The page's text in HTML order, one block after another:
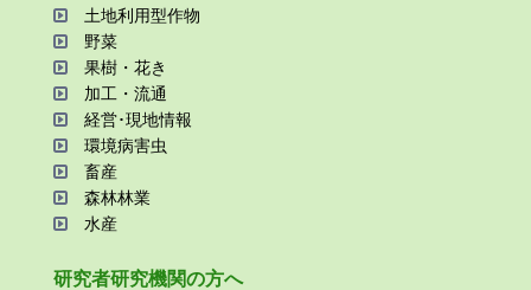
⼟地利⽤型作物
野菜
果樹・花き
加⼯・流通
経営･現地情報
環境病害⾍
畜産
森林林業
⽔産
研究者研究機関の⽅へ